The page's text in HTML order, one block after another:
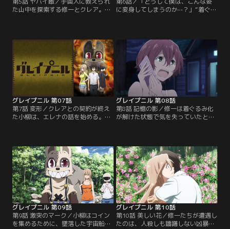
た山中を探索する修一とクレア。コ
いるのかの情報を求めていた。はや
くも、バケモノと遭遇する二人。コ
イン収集のために、あえてリスクを
とる選択をし攻撃をしかけるが、そ
のバケモノは、二人が考えていた以
上の強敵だった。【提供：バンダイ
に変身してしまうのか--？」“着ぐる
う謎の少女との出会いが。巨大な災
厄を引き起こす「コイン」を巡り、
バケモノ同士の争奪戦に巻き込まれ
た修一とクレアは、二人でひとつに
なって自らの運命を切り開く--！！
【提供：バンダイチャンネル】
グレイプニル 第07話
第7話 変形／クレアとの契約が終え
た小柳は、エレナの話を始める。人
女の財布を捜して森の中を進んでい
た。吉岡は修一に敵と遭遇したとき
のことを尋ねるが、修一の意外な告
白に驚愕する。そして、修一は凶悪
な敵の存在を感知する。それはかつ
て感じたエレナの…。【提供：バン
ダイチャンネル】
グレイプニル 第08話
第8話 記憶の影／修一は着ぐるみ化
が解けた状態で気を失っていたとこ
岡と共に仲間のところに戻ると、エ
レナの仲間と遭遇したことを話す
が、なぜ無事でいられたかは思い出
せなかった。改めて仲間を紹介され
る修一。その中の一人が、修一の子
供のころを知っているようだ…。
【提供：バンダイチャンネル】
グレイプニル 第09話
第9話 激突のマーク／小柳はコイン
を集めるために、墜落した宇宙船を
グレイプニル 第10話
第10話 美しい花／修一たちが遭遇し
たのは、人殺しも躊躇しない凶暴な